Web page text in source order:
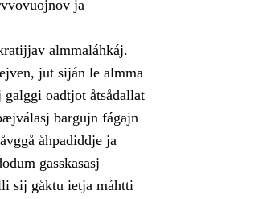
ja
almmaláhkáj.
jut siján le almma
oadtjot åtsådallat
bargujn fágajn
åhpadiddje ja
gasskasasj
sij gåktu ietja máhtti